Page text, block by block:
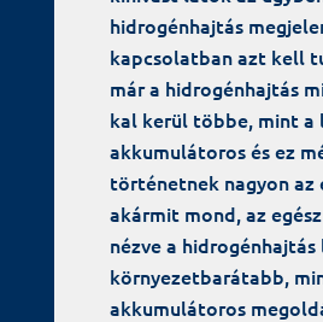
hidrogénhajtás
kapcsolatban azt kell
már a hidrogénhajtás
kal kerül többe, mint a
akkumulátoros és ez
történetnek nagyon az
akármit mond, az
nézve a hidrogénhajtás
környezetbarátabb,
akkumulátoros